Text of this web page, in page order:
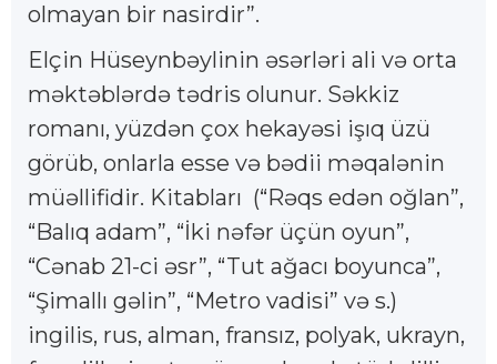
olmayan bir nasirdir”.
Elçin Hüseynbəylinin əsərləri ali və orta
məktəblərdə tədris olunur. Səkkiz
romanı, yüzdən çox hekayəsi işıq üzü
görüb, onlarla esse və bədii məqalənin
müəllifidir. Kitabları (“Rəqs edən oğlan”,
“Balıq adam”, “İki nəfər üçün oyun”,
“Cənab 21-ci əsr”, “Tut ağacı boyunca”,
“Şimallı gəlin”, “Metro vadisi” və s.)
ingilis, rus, alman, fransız, polyak, ukrayn,